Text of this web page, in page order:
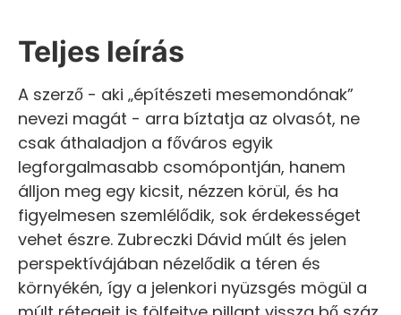
Teljes leírás
A szerző - aki „építészeti mesemondónak”
nevezi magát - arra bíztatja az olvasót, ne
csak áthaladjon a főváros egyik
legforgalmasabb csomópontján, hanem
álljon meg egy kicsit, nézzen körül, és ha
figyelmesen szemlélődik, sok érdekességet
vehet észre. Zubreczki Dávid múlt és jelen
perspektívájában nézelődik a téren és
környékén, így a jelenkori nyüzsgés mögül a